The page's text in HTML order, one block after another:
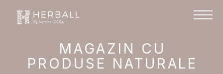
MAGAZIN CU
PRODUSE NATURALE